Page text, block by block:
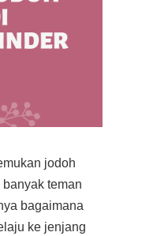
jodoh
teman
bagaimana
ke jenjang